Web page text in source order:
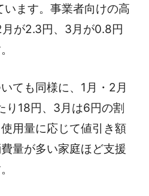
います。事業者向けの高
が2.3円、3月が0.8円
ても同様に、1月・2月
り18円、3月は6円の割
用量に応じて値引き額
量が多い家庭ほど支援